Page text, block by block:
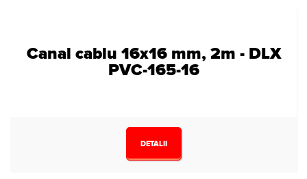
Canal cablu 16x16 mm, 2m - DLX
PVC-165-16
DETALII